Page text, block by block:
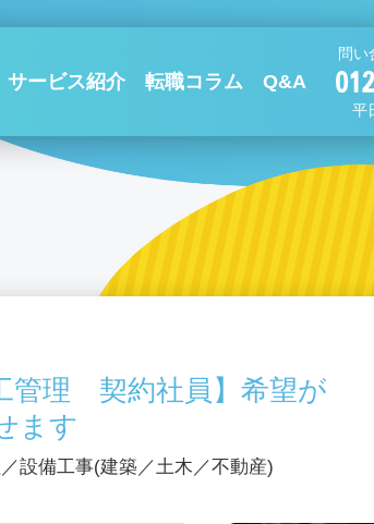
サービス紹介 転職コラム Q&A
問い
平
管理 契約社員】希望が
ます
設備工事(建築／土木／不動産)